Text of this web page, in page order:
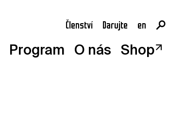
Členství Darujte
cs
en
Program O nás Shop